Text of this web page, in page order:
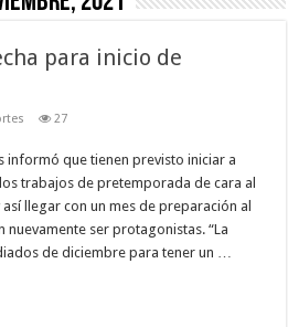
para inicio de
27
informó que tienen previsto iniciar a
trabajos de pretemporada de cara al
llegar con un mes de preparación al
ser protagonistas. “La
de diciembre para tener un …